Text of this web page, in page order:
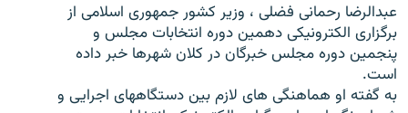
گزارش‌های ویدئویی
English
به ما بپیوندید
عبدالرضا رحمانی فضلی ، وزير کشور جمهوری اسلامی از
برگزاری الکترونيکی دهمين دوره انتخابات مجلس و
پنجمين دوره مجلس خبرگان در کلان شهرها خبر داده
است.
به گفته او هماهنگی های لازم بين دستگاههای اجرايی و